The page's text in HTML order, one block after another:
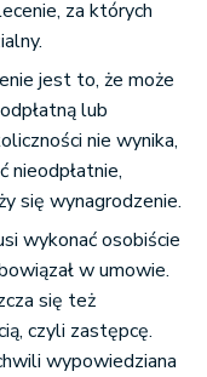
za których
jest to, że może
lub
nie wynika,
nieodpłatnie,
się wynagrodzenie.
wykonać osobiście
w umowie.
się też
czyli zastępcę.
wypowiedziana